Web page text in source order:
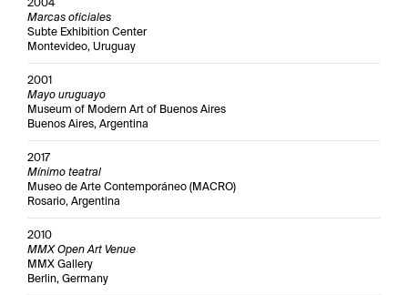
Marcas oficiales
Subte Exhibition Center
Montevideo, Uruguay
2001
Mayo uruguayo
Museum of Modern Art of Buenos Aires
Buenos Aires, Argentina
2017
Mínimo teatral
Museo de Arte Contemporáneo (MACRO)
Rosario, Argentina
2010
MMX Open Art Venue
MMX Gallery
Berlin, Germany